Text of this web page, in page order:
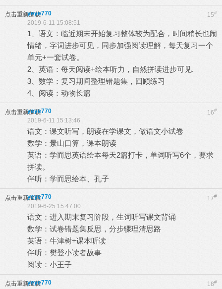
点击重新加载 15#
yeye770
2019-6-11 15:08:51
1、语文：临近期末开始复习整体较为配合，时间稍长也闹
情绪，字词进步可见，同步加强阅读理解，每天复习一个
单元+一套试卷。
2、英语：每天阅读+绘本听力，自然拼读进步可见.
3、数学：复习期间整理错题集，回顾练习
4、阅读：动物长篇
点击重新加载 16#
yeye770
2019-6-11 15:13:46
语文：课文听写，朗读在学课文，做语文小试卷
数学：景山口算，课本朗读
英语：学而思英语绘本每天2篇打卡，单词听写6个，要求
拼读。
伴听：学而思绘本、孔子
点击重新加载 17#
yeye770
2019-6-25 15:47:00
语文：进入期末复习阶段，生词听写课文背诵
数学：试卷错题集反思，分步骤理清思路
英语：牛津树+课本听读
伴听：樊登小读者故事
阅读：小王子
点击重新加载 18#
yeye770